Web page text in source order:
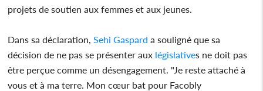
projets de soutien aux femmes et aux jeunes.
Dans sa déclaration, Sehi Gaspard a souligné que sa
décision de ne pas se présenter aux législatives ne doit pas
être perçue comme un désengagement. "Je reste attaché à
vous et à ma terre. Mon cœur bat pour Facobly